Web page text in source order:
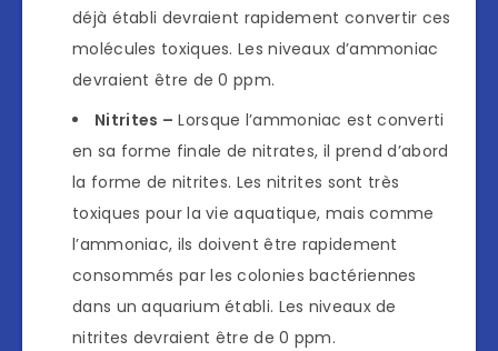
déjà établi devraient rapidement convertir ces
molécules toxiques. Les niveaux d’ammoniac
devraient être de 0 ppm.
Nitrites – Lorsque l’ammoniac est converti
en sa forme finale de nitrates, il prend d’abord
la forme de nitrites. Les nitrites sont très
toxiques pour la vie aquatique, mais comme
l’ammoniac, ils doivent être rapidement
consommés par les colonies bactériennes
dans un aquarium établi. Les niveaux de
nitrites devraient être de 0 ppm.